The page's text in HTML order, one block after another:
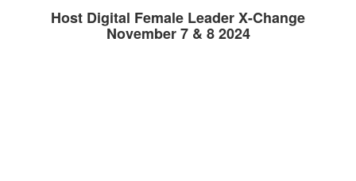
Host Digital Female Leader X-Change
November 7 & 8 2024